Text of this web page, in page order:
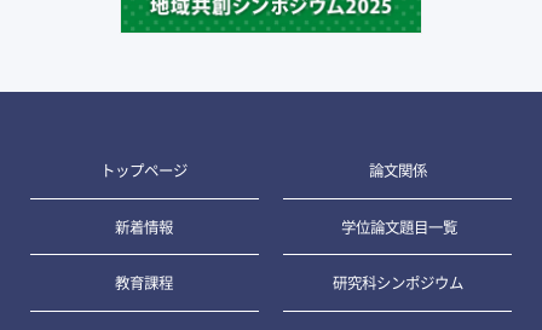
トップページ
新着情報
教育課程
論文関係
学位論文題目一覧
研究科シンポジウム